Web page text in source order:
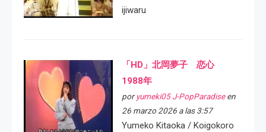
ijiwaru
「HD」北岡夢子 恋心
1988年
por yumeki05 J-PopParadiseen
26 marzo 2026 a las 3:57
Yumeko Kitaoka / Koigokoro